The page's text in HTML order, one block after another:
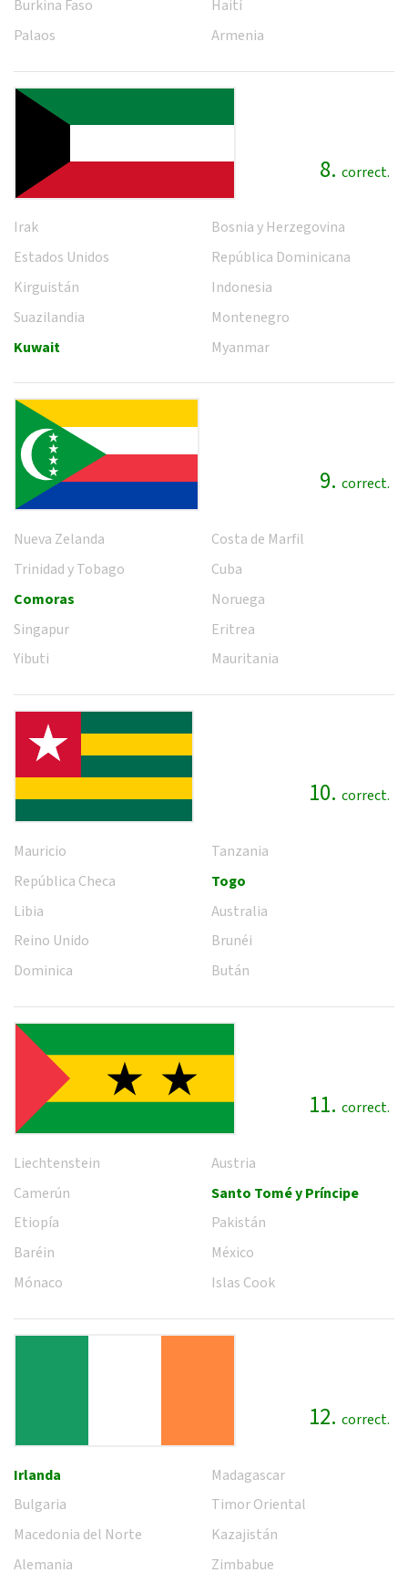
Burkina Faso
Palaos
Haití
Armenia
8. correct.
Irak
Estados Unidos
Kirguistán
Suazilandia
Kuwait
Bosnia y Herzegovina
República Dominicana
Indonesia
Montenegro
Myanmar
9. correct.
Nueva Zelanda
Trinidad y Tobago
Comoras
Singapur
Yibuti
Costa de Marfil
Cuba
Noruega
Eritrea
Mauritania
10. correct.
Mauricio
República Checa
Libia
Reino Unido
Dominica
Tanzania
Togo
Australia
Brunéi
Bután
11. correct.
Liechtenstein
Camerún
Etiopía
Baréin
Mónaco
Austria
Santo Tomé y Príncipe
Pakistán
México
Islas Cook
12. correct.
Irlanda
Bulgaria
Macedonia del Norte
Alemania
Madagascar
Timor Oriental
Kazajistán
Zimbabue